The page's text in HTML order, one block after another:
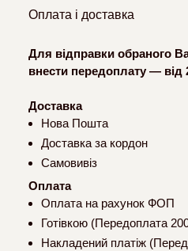
Оплата і доставка
Для відправки обраного
внести передоплату — від
Доставка
Нова Пошта
Доставка за кордон
Самовивіз
Оплата
Оплата на рахунок ФОП
Готівкою (Передоплата
Накладений платіж